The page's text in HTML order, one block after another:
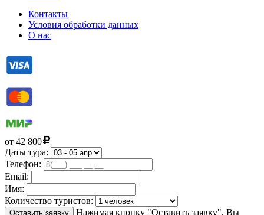
Контакты
Условия обработки данных
О нас
от 42 800
Даты тура:
Телефон:
Email:
Имя:
Количество туристов:
Оставить заявку Нажимая кнопку "Оставить заявку", Вы